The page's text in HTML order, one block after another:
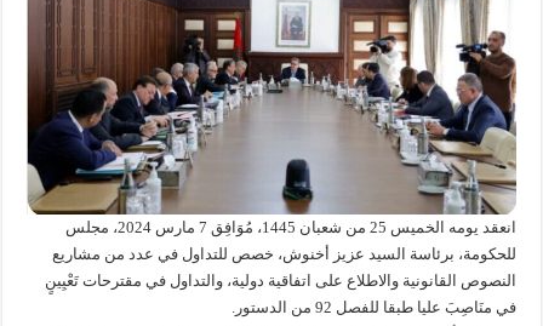
انعقد يومه الخميس 25 من شعبان 1445، مُوَافِق 7 مارس 2024، مجلس
للحكومة، برئاسة السيد عزيز أخنوش، خصص للتداول في عدد من مشاريع
النصوص القانونية والاطلاع على اتفاقية دولية، والتداول في مقترحات تَعْيِينٍ
في منَاصِبَ عليا طبقا للفصل 92 من الدستور.